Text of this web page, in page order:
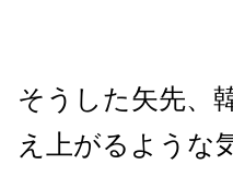
そうした矢先、
え上がるような